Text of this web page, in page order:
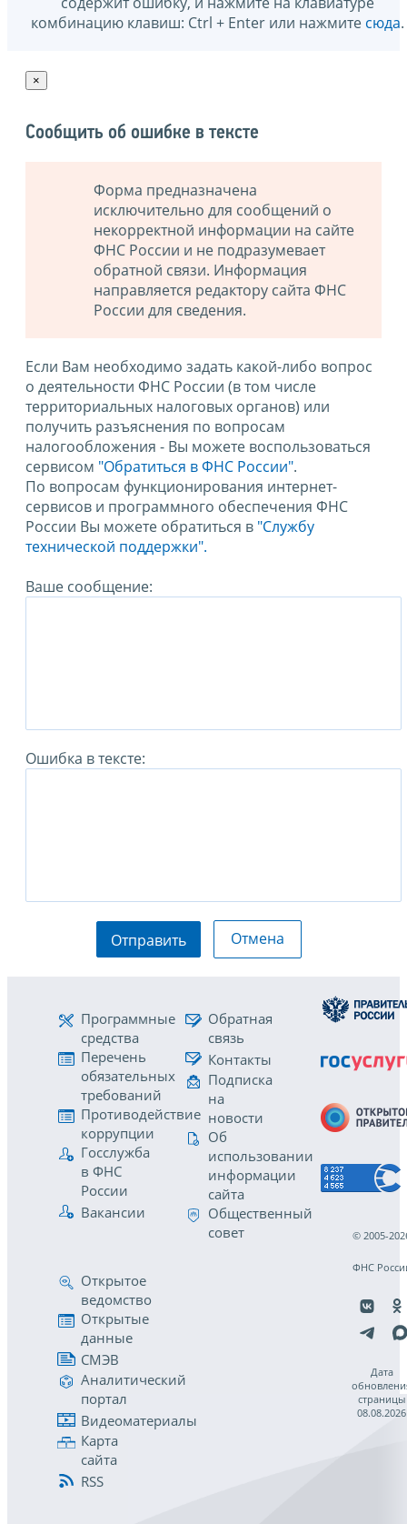
комбинацию клавиш: Ctrl + Enter или нажмите сюда.
×
Сообщить об ошибке в тексте
Форма предназначена
исключительно для сообщений о
некорректной информации на сайте
ФНС России и не подразумевает
обратной связи. Информация
направляется редактору сайта ФНС
России для сведения.
Если Вам необходимо задать какой-либо вопрос
о деятельности ФНС России (в том числе
территориальных налоговых органов) или
получить разъяснения по вопросам
налогообложения - Вы можете воспользоваться
сервисом "Обратиться в ФНС России".
По вопросам функционирования интернет-
сервисов и программного обеспечения ФНС
России Вы можете обратиться в "Службу
технической поддержки".
Ваше сообщение:
Ошибка в тексте:
Отправить Отмена
Программные
средства
Перечень
обязательных
требований
Противодействие
коррупции
Госслужба
в ФНС
России
Вакансии
Обратная
связь
Контакты
Подписка
на
новости
Об
использовании
информации
сайта
Общественный
совет
Открытое
ведомство
Открытые
данные
СМЭВ
Аналитический
портал
Видеоматериалы
Карта
сайта
RSS
© 2005-
ФНС
Дата
страницы
08.08.2026